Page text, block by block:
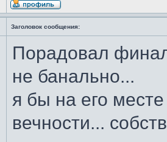
Заголовок сообщения:
Порадовал
не банально...
я бы на его
вечности...